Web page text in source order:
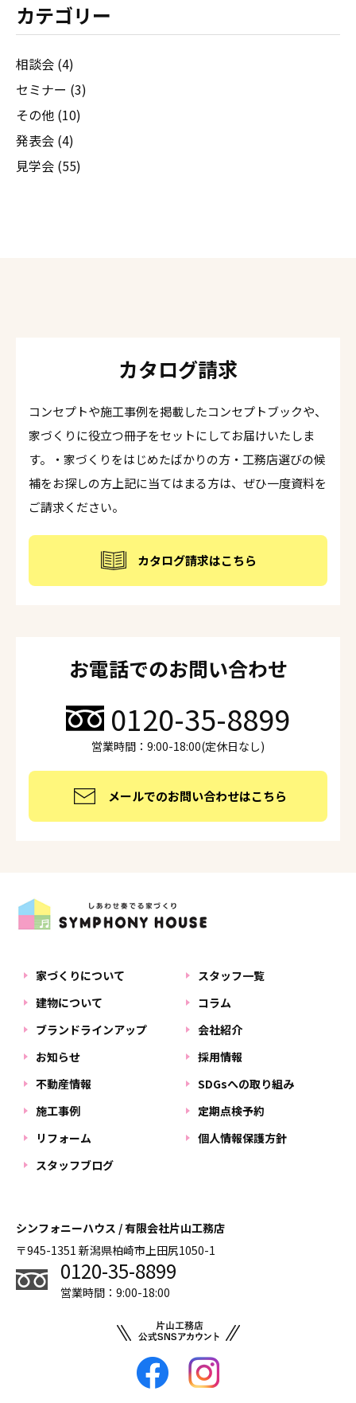
カテゴリー
相談会 (4)
セミナー (3)
その他 (10)
発表会 (4)
見学会 (55)
カタログ請求
コンセプトや施工事例を掲載したコンセプトブックや、
家づくりに役立つ冊子をセットにしてお届けいたしま
す。・家づくりをはじめたばかりの方・工務店選びの候
補をお探しの方上記に当てはまる方は、ぜひ一度資料を
ご請求ください。
カタログ請求はこちら
お電話でのお問い合わせ
0120-35-8899
営業時間：9:00-18:00(定休日なし)
メールでのお問い合わせはこちら
家づくりについて
建物について
ブランドラインアップ
お知らせ
不動産情報
施工事例
リフォーム
スタッフブログ
スタッフ一覧
コラム
会社紹介
採用情報
SDGsへの取り組み
定期点検予約
個人情報保護方針
シンフォニーハウス / 有限会社片山工務店
〒945-1351 新潟県柏崎市上田尻1050-1
0120-35-8899
営業時間：9:00-18:00